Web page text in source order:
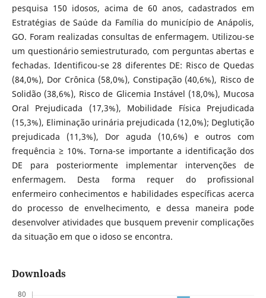
pesquisa 150 idosos, acima de 60 anos, cadastrados em
Estratégias de Saúde da Família do município de Anápolis,
GO. Foram realizadas consultas de enfermagem. Utilizou-se
um questionário semiestruturado, com perguntas abertas e
fechadas. Identificou-se 28 diferentes DE: Risco de Quedas
(84,0%), Dor Crônica (58,0%), Constipação (40,6%), Risco de
Solidão (38,6%), Risco de Glicemia Instável (18,0%), Mucosa
Oral Prejudicada (17,3%), Mobilidade Física Prejudicada
(15,3%), Eliminação urinária prejudicada (12,0%); Deglutição
prejudicada (11,3%), Dor aguda (10,6%) e outros com
frequência ≥ 10%. Torna-se importante a identificação dos
DE para posteriormente implementar intervenções de
enfermagem. Desta forma requer do profissional
enfermeiro conhecimentos e habilidades específicas acerca
do processo de envelhecimento, e dessa maneira pode
desenvolver atividades que busquem prevenir complicações
da situação em que o idoso se encontra.
Downloads